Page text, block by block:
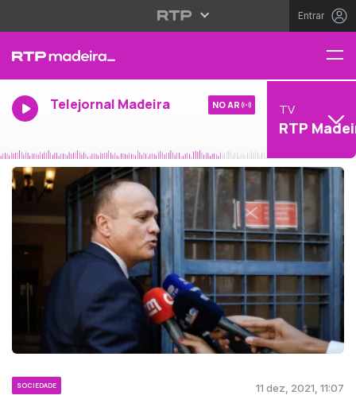
Entrar
Telejornal Madeira NO AR TV
RTP
SOCIEDADE 11 dez, 2021, 11:07